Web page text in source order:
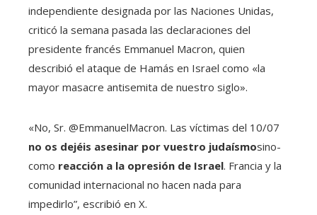
independiente designada por las Naciones Unidas,
criticó la semana pasada las declaraciones del
presidente francés Emmanuel Macron, quien
describió el ataque de Hamás en Israel como «la
mayor masacre antisemita de nuestro siglo».
«No, Sr. @EmmanuelMacron. Las víctimas del 10/07
no os dejéis asesinar por vuestro judaísmosino-
como reacción a la opresión de Israel. Francia y la
comunidad internacional no hacen nada para
impedirlo”, escribió en X.